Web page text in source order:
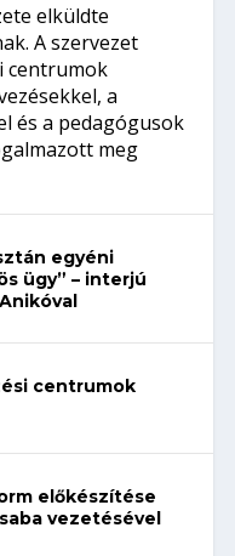
elküldte
A szervezet
centrumok
a
és a pedagógusok
meg
egyéni
ügy” – interjú
centrumok
előkészítése
vezetésével